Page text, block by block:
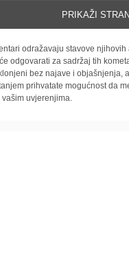
PRIKAŽI
odražavaju stavove
odgovarati za sadržaj tih
bez najave i objašnjenja,
prihvatate mogućnost da
uvjerenjima.